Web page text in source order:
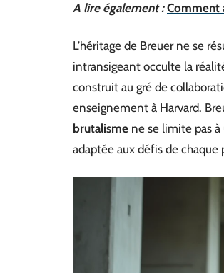
A lire également : Comment
L’héritage de Breuer ne se
intransigeant occulte la
construit au gré de
enseignement à Harvard.
brutalisme ne se limite pas
adaptée aux défis de chaque